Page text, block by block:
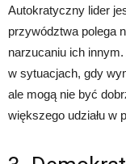
Autokratyczny lider
przywództwa polega
narzucaniu ich
w sytuacjach, gdy
ale mogą nie być
większego udziału w